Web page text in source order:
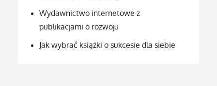
Wydawnictwo internetowe z
publikacjami o rozwoju
Jak wybrać książki o sukcesie dla siebie